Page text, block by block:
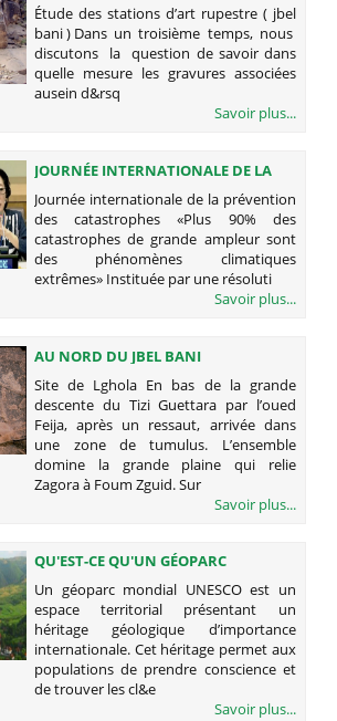
RUPESTRE ( JBEL BANI )
Étude des stations d’art rupestre ( jbel
bani ) Dans un troisième temps, nous
discutons la question de savoir dans
quelle mesure les gravures associées
ausein d&rsq
Savoir plus...
JOURNÉE INTERNATIONALE DE LA
PRÉVENTION DES CATASTROPHES
Journée internationale de la prévention
des catastrophes «Plus 90% des
catastrophes de grande ampleur sont
des phénomènes climatiques
extrêmes» Instituée par une résoluti
Savoir plus...
AU NORD DU JBEL BANI
(PRÉHISTOIRE ET JBEL BANI)
Site de Lghola En bas de la grande
descente du Tizi Guettara par l’oued
Feija, après un ressaut, arrivée dans
une zone de tumulus. L’ensemble
domine la grande plaine qui relie
Zagora à Foum Zguid. Sur
Savoir plus...
QU'EST-CE QU'UN GÉOPARC
MONDIAL UNESCO ?
Un géoparc mondial UNESCO est un
espace territorial présentant un
héritage géologique d’importance
internationale. Cet héritage permet aux
populations de prendre conscience et
de trouver les cl&e
Savoir plus...